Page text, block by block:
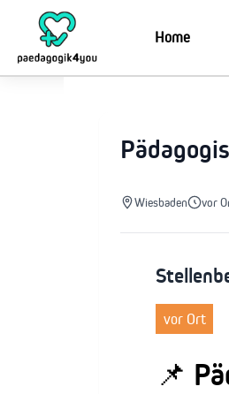
springen
Home
Wiesbaden vor
vor Ort
📌